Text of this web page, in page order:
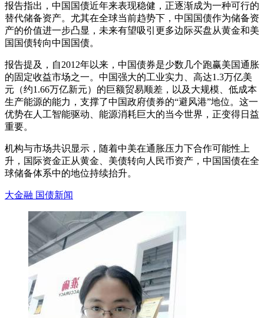
报告指出，中国国债近年来表现稳健，正逐渐成为一种可行的
替代储备资产。尤其在全球当前趋势下，中国国债作为储备资
产的价值进一步凸显，未来有望吸引更多边际买盘从黄金和美
国国债转向中国国债。
报告提及，自2012年以来，中国债券是少数几个跑赢美国通胀
的固定收益市场之一。中国强大的工业实力、高达1.3万亿美
元（约1.66万亿新元）的巨额贸易顺差，以及大规模、低成本
生产能源的能力，支撑了中国政府债券的“避风港”地位。这一
优势在人工智能驱动、能源消耗巨大的当今世界，正变得日益
重要。
机构与市场共识显示，随着中美在通胀压力下合作可能性上
升，国际资金正从黄金、美债转向人民币资产，中国国债在全
球储备体系中的地位持续抬升。
大金融 国债新闻